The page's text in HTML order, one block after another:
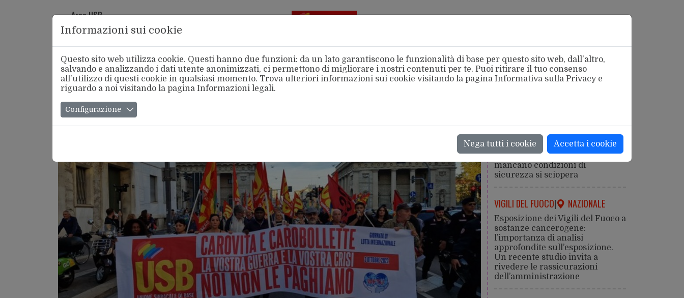
Area USB
alla FSM
Chi Siamo Categorie
SICUREZZA| ROMA
Caldo estremo: la salute viene
prima della produzione. Dove
mancano condizioni di
sicurezza si sciopera
VIGILI DEL FUOCO| NAZIONALE
Esposizione dei Vigili del Fuoco a
sostanze cancerogene:
l’importanza di analisi
approfondite sull’esposizione.
Un recente studio invita a
rivedere le rassicurazioni
dell’amministrazione
Informazioni sui cookie
Questo sito web utilizza cookie. Questi hanno due funzioni: da un lato garantiscono le funzionalità di base per questo sito web, dall'altro,
salvando e analizzando i dati utente anonimizzati, ci permettono di migliorare i nostri contenuti per te. Puoi ritirare il tuo consenso
all'utilizzo di questi cookie in qualsiasi momento. Trova ulteriori informazioni sui cookie visitando la pagina Informativa sulla Privacye
riguardo a noi visitando la pagina Informazioni legali.
Configurazione
Nega tutti i cookie Accetta i cookie